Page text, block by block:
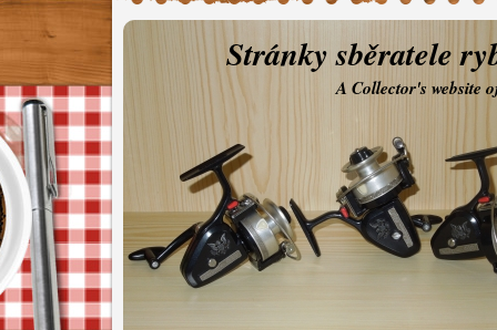
Stránky sběratele
A Collector's website